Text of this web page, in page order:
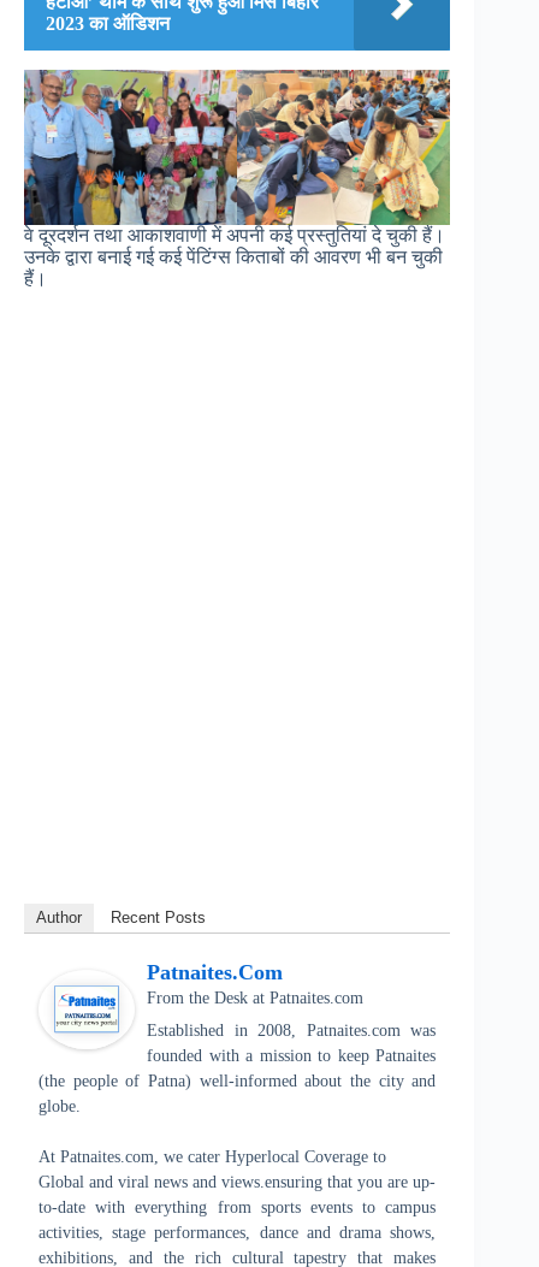
2023 का ऑडिशन
वे दूरदर्शन तथा आकाशवाणी में अपनी कई प्रस्तुतियां दे चुकी हैं।
उनके द्वारा बनाई गई कई पेंटिंग्स किताबों की आवरण भी बन चुकी
हैं।
Author Recent Posts
Patnaites.com
From the Desk at Patnaites.com
Established in 2008, Patnaites.com was
founded with a mission to keep Patnaites
(the people of Patna) well-informed about the city and
globe.
At Patnaites.com, we cater Hyperlocal Coverage to
Global and viral news and views.ensuring that you are up-
to-date with everything from sports events to campus
activities, stage performances, dance and drama shows,
exhibitions, and the rich cultural tapestry that makes